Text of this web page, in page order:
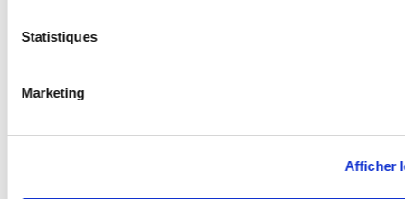
Statistiques
Marketing
Afficher